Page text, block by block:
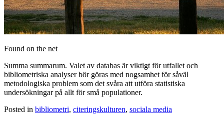
Found on the net
Summa summarum. Valet av databas är viktigt för utfallet och
bibliometriska analyser bör göras med nogsamhet för såväl
metodologiska problem som det svåra att utföra statistiska
undersökningar på allt för små populationer.
Posted in bibliometri, citeringskulturen, sociala media